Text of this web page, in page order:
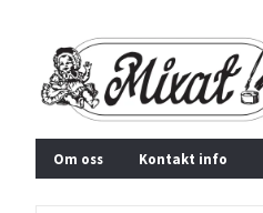
Om oss Kontakt info